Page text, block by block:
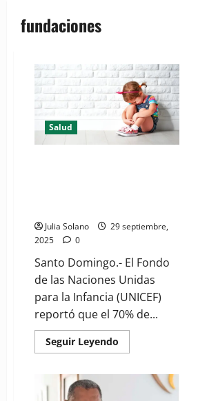
fundaciones
Salud
Julia Solano
29 septiembre,
2025
0
Santo Domingo.- El Fondo
de las Naciones Unidas
para la Infancia (UNICEF)
reportó que el 70% de...
Seguir Leyendo
more
UNICEF